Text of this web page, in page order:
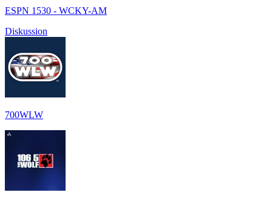
ESPN 1530 - WCKY-AM
Diskussion
700WLW